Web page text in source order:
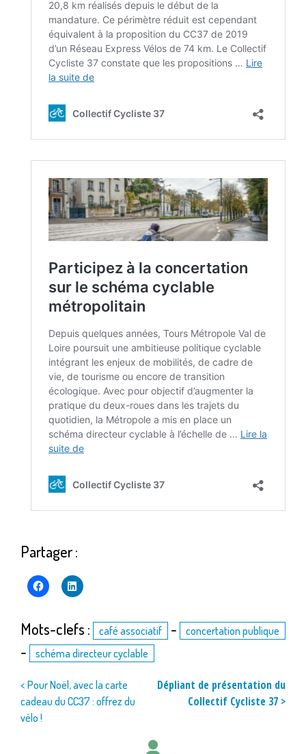
Partager :
Mots-clefs : café associatif - concertation publique
- schéma directeur cyclable
Navigation
de
< Pour Noël, avec la carte
cadeau du CC37 : offrez du
vélo !
Dépliant de présentation du
Collectif Cycliste 37 >